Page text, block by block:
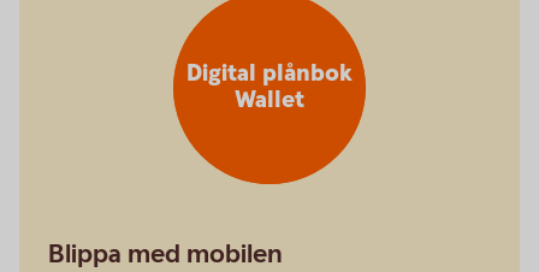
Digital plånbok
Wallet
Blippa med mobilen